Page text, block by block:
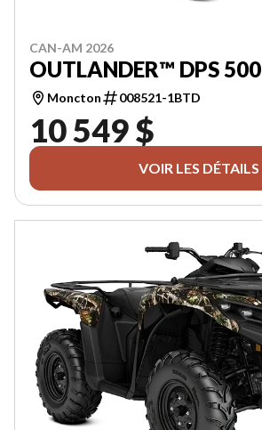
CAN-AM 2026
OUTLANDER™ DPS 500
Moncton 008521-1BTD
10 549 $
VOIR LES DÉTAILS